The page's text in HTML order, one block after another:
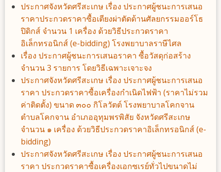
ประกาศจังหวัดศรีสะเกษ เรื่อง ประกาศผู้ชนะการเสนอ
ราคาประกวดราคาซื้อเตียงผ่าตัดด้านศัลยกรรมออร์โธ
ปิดิกส์ จำนวน 1 เครื่อง ด้วยวิธีประกวดราคา
อิเล็กทรอนิกส์ (e-bidding) โรงพยาบาลราษีไศล
เรื่อง ประกาศผู้ชนะการเสนอราคา ซื้อวัสดุก่อสร้าง
จำนวน 3 รายการ โดยวิธีเฉพาะเจาะจง
ประกาศจังหวัดศรีสะเกษ เรื่อง ประกาศผู้ชนะการเสนอ
ราคา ประกวดราคาซื้อเครื่องกำเนิดไฟฟ้า (ราคาไม่รวม
ค่าติดตั้ง) ขนาด ๓๐๐ กิโลวัตต์ โรงพยาบาลโคกจาน
ตำบลโคกจาน อำเภออุทุมพรพิสัย จังหวัดศรีสะเกษ
จำนวน ๑ เครื่อง ด้วยวิธีประกวดราคาอิเล็กทรอนิกส์ (e-
bidding)
ประกาศจังหวัดศรีสะเกษ เรื่อง ประกาศผู้ชนะการเสนอ
ราคา ประกวดราคาซื้อเครื่องเอกซเรย์ทั่วไปขนาดไม่